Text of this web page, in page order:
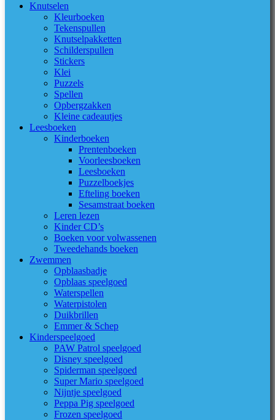
Knutselen
Kleurboeken
Tekenspullen
Knutselpakketten
Schilderspullen
Stickers
Klei
Puzzels
Spellen
Opbergzakken
Kleine cadeautjes
Leesboeken
Kinderboeken
Prentenboeken
Voorleesboeken
Leesboeken
Puzzelboekjes
Efteling boeken
Sesamstraat boeken
Leren lezen
Kinder CD’s
Boeken voor volwassenen
Tweedehands boeken
Zwemmen
Opblaasbadje
Opblaas speelgoed
Waterspellen
Waterpistolen
Duikbrillen
Emmer & Schep
Kinderspeelgoed
PAW Patrol speelgoed
Disney speelgoed
Spiderman speelgoed
Super Mario speelgoed
Nijntje speelgoed
Peppa Pig speelgoed
Frozen speelgoed